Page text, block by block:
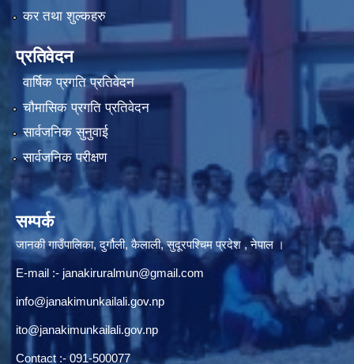
कर तथा शुल्कहरु
प्रतिवेदन
वार्षिक प्रगति प्रतिवेदन
चौमासिक प्रगति प्रतिवेदन
सार्वजनिक सुनुवाई
सार्वजनिक परीक्षण
सम्पर्क
जानकी गाउँपालिका, दुर्गौली, कैलाली, सुदूरपश्चिम प्रदेश , नेपाल ।
E-mail :- janakiruralmun@gmail.com
info@janakimunkailali.gov.np
ito@janakimunkailali.gov.np
Contact :- 091-500077